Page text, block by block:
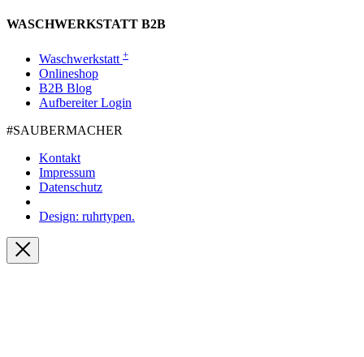
WASCHWERKSTATT B2B
Waschwerkstatt +
Onlineshop
B2B Blog
Aufbereiter Login
#SAUBER­MACHER
Kontakt
Impressum
Datenschutz
Design: ruhrtypen.